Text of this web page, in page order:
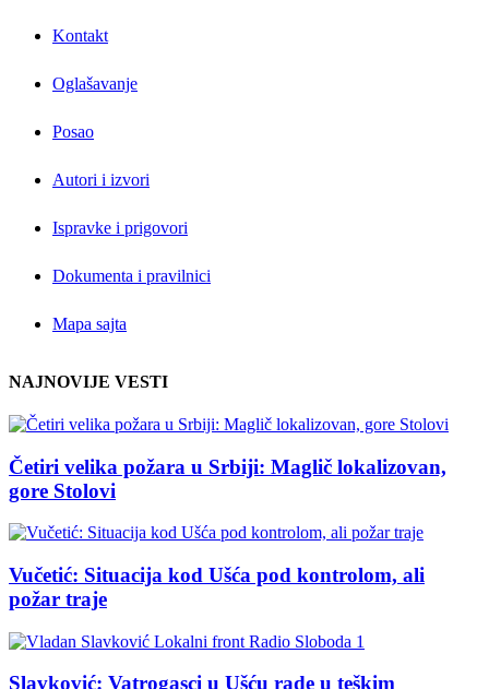
Kontakt
Oglašavanje
Posao
Autori i izvori
Ispravke i prigovori
Dokumenta i pravilnici
Mapa sajta
NAJNOVIJE VESTI
Četiri velika požara u Srbiji: Maglič lokalizovan,
gore Stolovi
Vučetić: Situacija kod Ušća pod kontrolom, ali
požar traje
Slavković: Vatrogasci u Ušću rade u teškim